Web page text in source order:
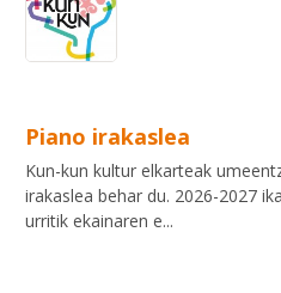
Piano irakaslea
Kun-kun kultur elkarteak
irakaslea behar du. 2026-2027
urritik ekainaren e...